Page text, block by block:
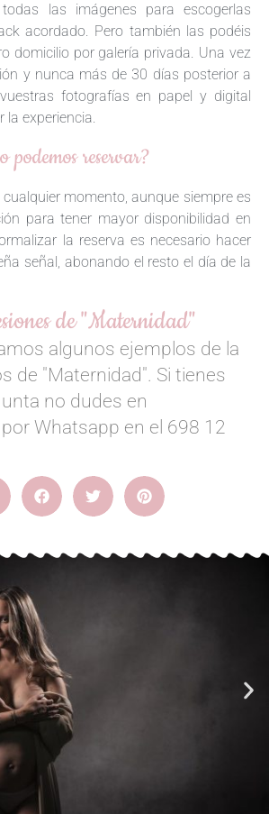
las imágenes para escogerlas
acordado. Pero también las podéis
domicilio por galería privada. Una vez
y nunca más de 30 días posterior a
fotografías en papel y digital
la experiencia.
podemos reservar?
cualquier momento, aunque siempre es
para tener mayor disponibilidad en
la reserva es necesario hacer
señal, abonando el resto el día de la
de "Maternidad"
algunos ejemplos de la
de "Maternidad". Si tienes
no dudes en
Whatsapp en el 698 12